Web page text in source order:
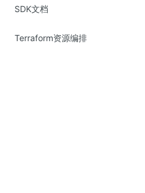
SDK文档
Terraform资源编排